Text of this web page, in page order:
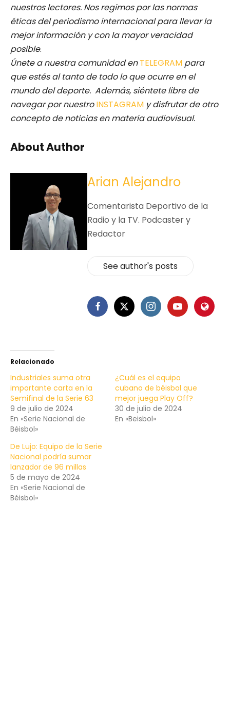
nuestros lectores. Nos regimos por las normas
éticas del periodismo internacional para llevar la
mejor información y con la mayor veracidad
posible.
Únete a nuestra comunidad enTELEGRAM para
que estés al tanto de todo lo que ocurre en el
mundo del deporte. Además, siéntete libre de
navegar por nuestro INSTAGRAM y disfrutar de otro
concepto de noticias en materia audiovisual.
About Author
Arian Alejandro
Comentarista Deportivo de la
Radio y la TV. Podcaster y
Redactor
See author's posts
Relacionado
Industriales suma otra
importante carta en la
Semifinal de la Serie 63
9 de julio de 2024
En «Serie Nacional de
Béisbol»
¿Cuál es el equipo
cubano de béisbol que
mejor juega Play Off?
30 de julio de 2024
En «Beisbol»
De Lujo: Equipo de la Serie
Nacional podría sumar
lanzador de 96 millas
5 de mayo de 2024
En «Serie Nacional de
Béisbol»